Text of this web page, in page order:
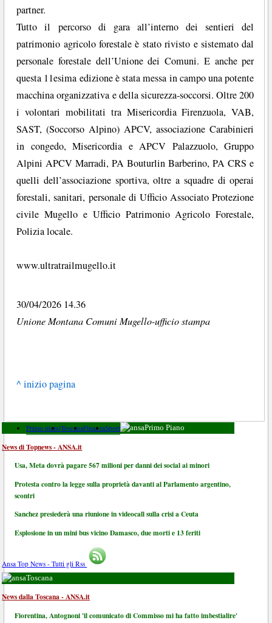
partner.
Tutto il percorso di gara all’interno dei sentieri del
patrimonio agricolo forestale è stato rivisto e sistemato dal
personale forestale dell’Unione dei Comuni. E anche per
questa 11esima edizione è stata messa in campo una potente
macchina organizzativa e della sicurezza-soccorsi. Oltre 200
i volontari mobilitati tra Misericordia Firenzuola, VAB,
SAST, (Soccorso Alpino) APCV, associazione Carabinieri
in congedo, Misericordia e APCV Palazzuolo, Gruppo
Alpini APCV Marradi, PA Bouturlin Barberino, PA CRS e
quelli dell’associazione sportiva, oltre a squadre di operai
forestali, sanitari, personale di Ufficio Associato Protezione
civile Mugello e Ufficio Patrimonio Agricolo Forestale,
Polizia locale.
www.ultratrailmugello.it
30/04/2026 14.36
Unione Montana Comuni Mugello-ufficio stampa
^ inizio pagina
Primo pianoToscanaFinanzaSport Primo Piano
News di Topnews - ANSA.it
Usa, Meta dovrà pagare 567 milioni per danni dei social ai minori
Protesta contro la legge sulla proprietà davanti al Parlamento argentino,
scontri
Sanchez presiederà una riunione in videocall sulla crisi a Ceuta
Esplosione in un mini bus vicino Damasco, due morti e 13 feriti
Ansa Top News - Tutti gli Rss
Toscana
News dalla Toscana - ANSA.it
Fiorentina, Antognoni 'il comunicato di Commisso mi ha fatto imbestialire'